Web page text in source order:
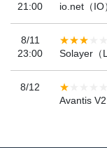
21:00
io.net（IO
8/11
23:00
Solayer（
8/12
Avantis